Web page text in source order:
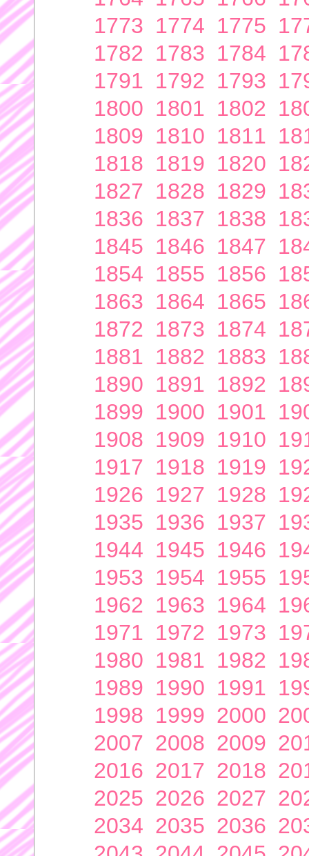
1773 1774 1775
1782 1783 1784
1791 1792 1793
1800 1801 1802
1809 1810 1811
1818 1819 1820
1827 1828 1829
1836 1837 1838
1845 1846 1847
1854 1855 1856
1863 1864 1865
1872 1873 1874
1881 1882 1883
1890 1891 1892
1899 1900 1901
1908 1909 1910
1917 1918 1919
1926 1927 1928
1935 1936 1937
1944 1945 1946
1953 1954 1955
1962 1963 1964
1971 1972 1973
1980 1981 1982
1989 1990 1991
1998 1999 2000
2007 2008 2009
2016 2017 2018
2025 2026 2027
2034 2035 2036